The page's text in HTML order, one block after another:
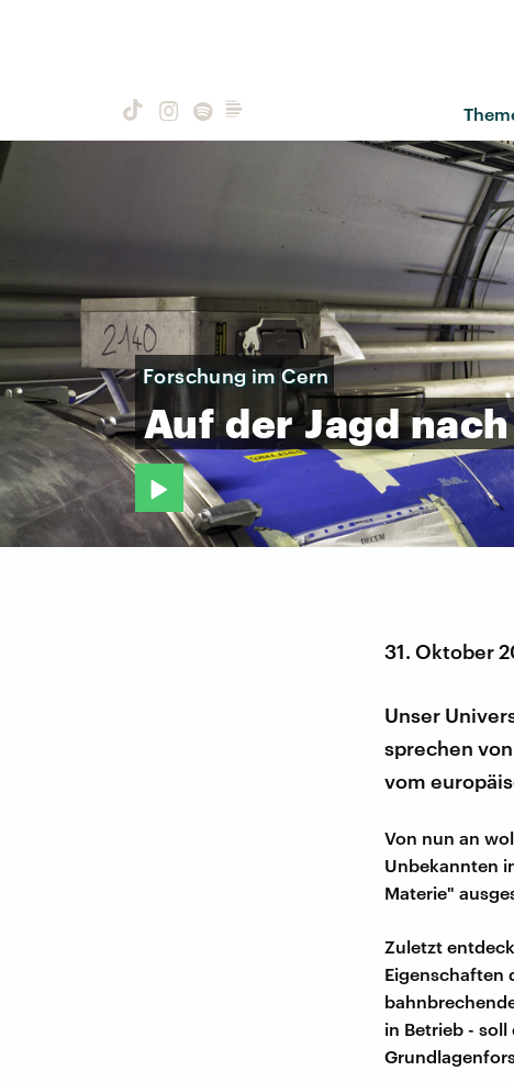
Forschung im Cern
Auf der Jagd nach
31. Oktober
Unser
sprechen
vom
Von nun an
Unbekannten
Materie"
Zuletzt
Eigenschaften
in Betrieb -